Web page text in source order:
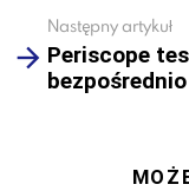
Następny artykuł
Periscope